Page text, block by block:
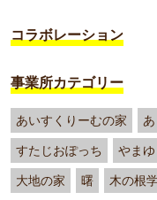
コラボレーション
事業所カテゴリー
あいすくりーむの家
すたじおぽっち やま
大地の家 曙 木の根